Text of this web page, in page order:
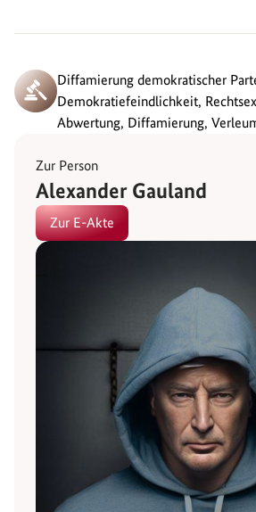
Diffamierung demokratischer
Demokratiefeindlichkeit,
Abwertung, Diffamierung,
Zur Person
Alexander Gauland
Zur E-Akte